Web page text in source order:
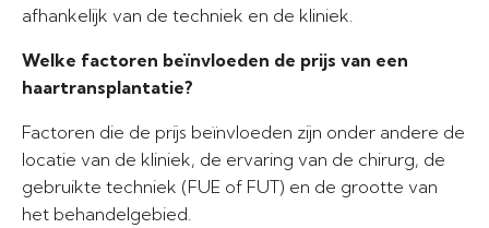
afhankelijk van de techniek en de kliniek.
Welke factoren beïnvloeden de prijs van een
haartransplantatie?
Factoren die de prijs beïnvloeden zijn onder andere de
locatie van de kliniek, de ervaring van de chirurg, de
gebruikte techniek (FUE of FUT) en de grootte van
het behandelgebied.